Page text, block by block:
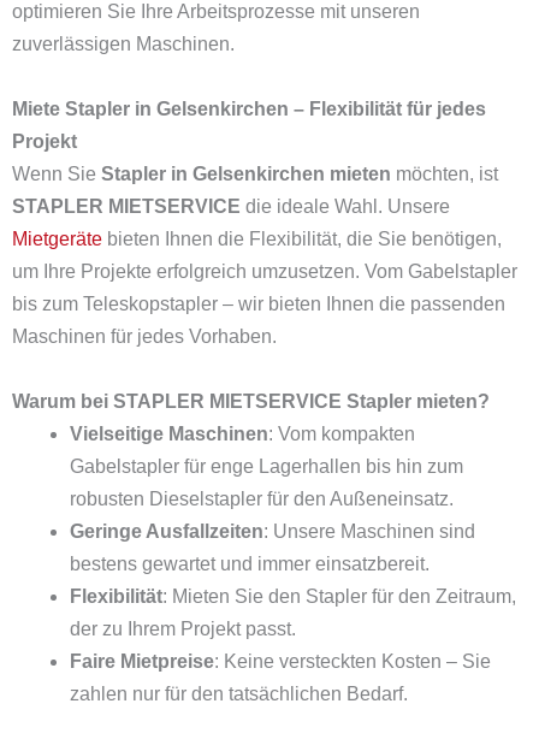
optimieren Sie Ihre Arbeitsprozesse mit unseren
zuverlässigen Maschinen.
Miete Stapler in Gelsenkirchen – Flexibilität für jedes
Projekt
Wenn Sie Stapler in Gelsenkirchen mieten möchten, ist
STAPLER MIETSERVICE die ideale Wahl. Unsere
Mietgeräte bieten Ihnen die Flexibilität, die Sie benötigen,
um Ihre Projekte erfolgreich umzusetzen. Vom Gabelstapler
bis zum Teleskopstapler – wir bieten Ihnen die passenden
Maschinen für jedes Vorhaben.
Warum bei STAPLER MIETSERVICE Stapler mieten?
Vielseitige Maschinen: Vom kompakten
Gabelstapler für enge Lagerhallen bis hin zum
robusten Dieselstapler für den Außeneinsatz.
Geringe Ausfallzeiten: Unsere Maschinen sind
bestens gewartet und immer einsatzbereit.
Flexibilität: Mieten Sie den Stapler für den Zeitraum,
der zu Ihrem Projekt passt.
Faire Mietpreise: Keine versteckten Kosten – Sie
zahlen nur für den tatsächlichen Bedarf.